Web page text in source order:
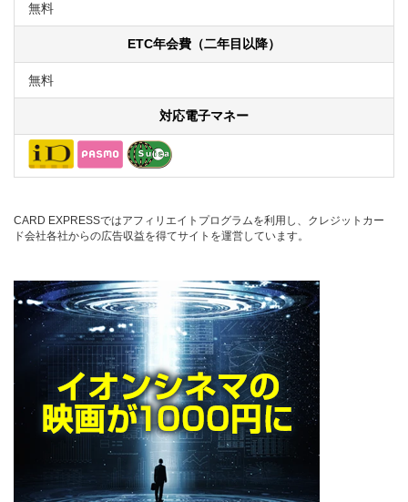
無料
ETC年会費（二年目以降）
無料
対応電子マネー
CARD EXPRESSではアフィリエイトプログラムを利用し、クレジットカー
ド会社各社からの広告収益を得てサイトを運営しています。